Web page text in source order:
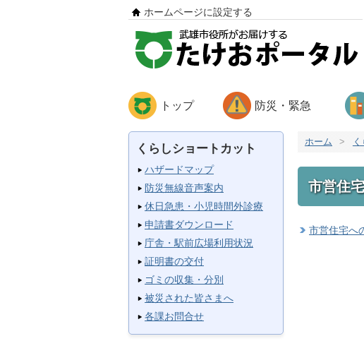
ホームページに設定する
トップ 防災・緊急
くらしショートカット
ハザードマップ
防災無線音声案内
休日急患・小児時間外診療
申請書ダウンロード
庁舎・駅前広場利用状況
証明書の交付
ゴミの収集・分別
被災された皆さまへ
各課お問合せ
ホーム >
市営住宅
市営住宅へ